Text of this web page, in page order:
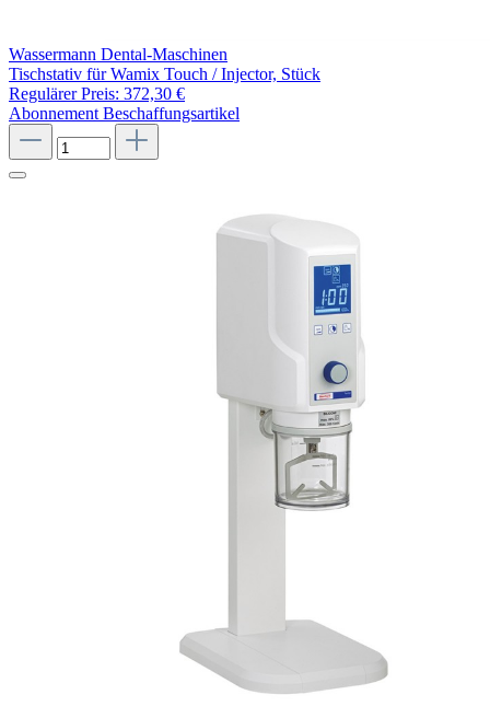
Wassermann Dental-Maschinen
Tischstativ für Wamix Touch / Injector, Stück
Regulärer Preis: 372,30 €
Abonnement Beschaffungsartikel